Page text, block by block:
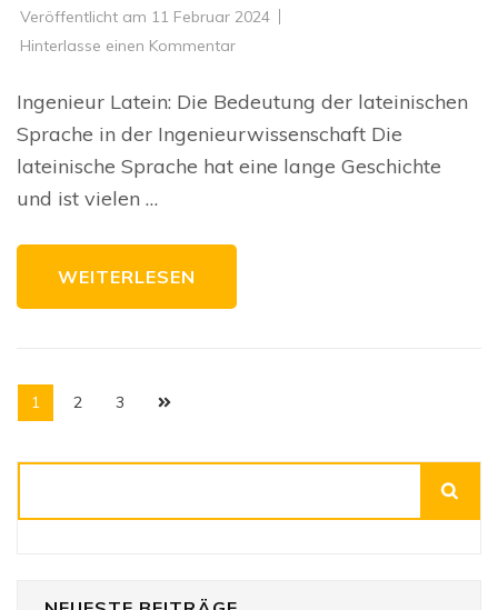
Veröffentlicht am 11 Februar 2024
Hinterlasse einen Kommentarzu
von
Ingenieur
in
modernen
Ingenieur Latein: Die Bedeutung der lateinischen
Sprache in der Ingenieurwissenschaft Die
lateinische Sprache hat eine lange Geschichte
und ist vielen …
WEITERLESEN
Seitennummerierung
der
Beiträge
Seite
1 Seite
2 Seite
3